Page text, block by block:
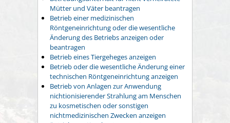
Mütter und Väter beantragen
Betrieb einer medizinischen
Röntgeneinrichtung oder die wesentliche
Änderung des Betriebs anzeigen oder
beantragen
Betrieb eines Tiergeheges anzeigen
Betrieb oder die wesentliche Änderung einer
technischen Röntgeneinrichtung anzeigen
Betrieb von Anlagen zur Anwendung
nichtionisierender Strahlung am Menschen
zu kosmetischen oder sonstigen
nichtmedizinischen Zwecken anzeigen